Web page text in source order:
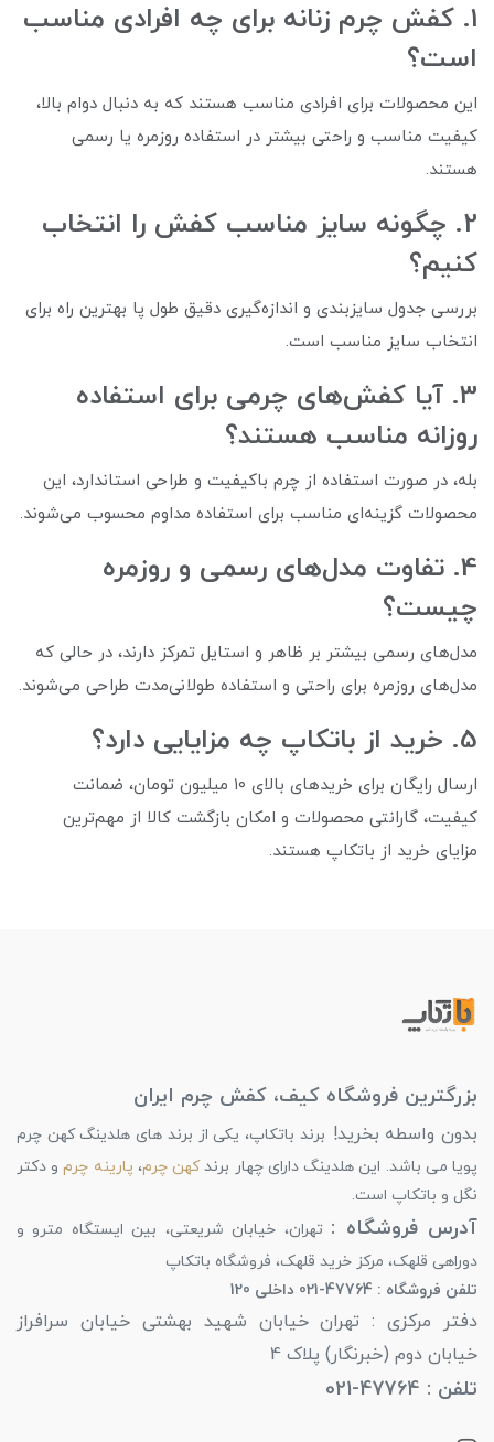
1. کفش چرم زنانه برای چه افرادی مناسب
است؟
این محصولات برای افرادی مناسب هستند که به دنبال دوام بالا،
کیفیت مناسب و راحتی بیشتر در استفاده روزمره یا رسمی
هستند.
2. چگونه سایز مناسب کفش را انتخاب
کنیم؟
بررسی جدول سایزبندی و اندازه‌گیری دقیق طول پا بهترین راه برای
انتخاب سایز مناسب است.
3. آیا کفش‌های چرمی برای استفاده
روزانه مناسب هستند؟
بله، در صورت استفاده از چرم باکیفیت و طراحی استاندارد، این
محصولات گزینه‌ای مناسب برای استفاده مداوم محسوب می‌شوند.
4. تفاوت مدل‌های رسمی و روزمره
چیست؟
مدل‌های رسمی بیشتر بر ظاهر و استایل تمرکز دارند، در حالی که
مدل‌های روزمره برای راحتی و استفاده طولانی‌مدت طراحی می‌شوند.
5. خرید از باتکاپ چه مزایایی دارد؟
ارسال رایگان برای خریدهای بالای ۱۰ میلیون تومان، ضمانت
کیفیت، گارانتی محصولات و امکان بازگشت کالا از مهم‌ترین
مزایای خرید از باتکاپ هستند.
بزرگترین فروشگاه کیف، کفش چرم ایران
بدون واسطه بخرید! برند باتکاپ، یکی از برند های هلدینگ کهن چرم
پویا می باشد. این هلدینگ دارای چهار برندکهن چرم، پارینه چرمو دکتر
نگل و باتکاپ است.
آدرس فروشگاه : تهران، خیابان شریعتی، بین ایستگاه مترو و
دوراهی قلهک، مرکز خرید قلهک، فروشگاه باتکاپ
تلفن فروشگاه : 47764-021 داخلی 120
دفتر مرکزی : تهران خیابان شهید بهشتی خیابان سرافراز
خیابان دوم (خبرنگار) پلاک 4
تلفن : 47764-021